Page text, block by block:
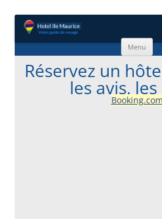
Menu
Réservez un
les avis,
Booking.com